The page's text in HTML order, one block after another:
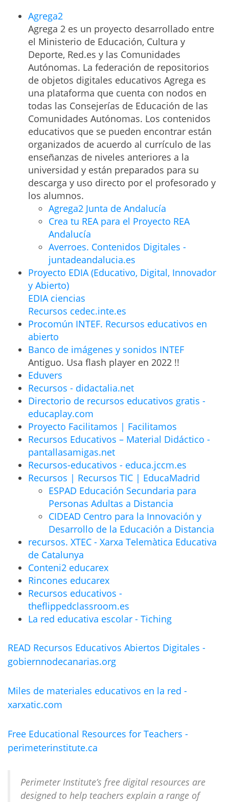
Agrega2
Agrega 2 es un proyecto desarrollado entre
el Ministerio de Educación, Cultura y
Deporte, Red.es y las Comunidades
Autónomas. La federación de repositorios
de objetos digitales educativos Agrega es
una plataforma que cuenta con nodos en
todas las Consejerías de Educación de las
Comunidades Autónomas. Los contenidos
educativos que se pueden encontrar están
organizados de acuerdo al currículo de las
enseñanzas de niveles anteriores a la
universidad y están preparados para su
descarga y uso directo por el profesorado y
los alumnos.
Agrega2 Junta de Andalucía
Crea tu REA para el Proyecto REA
Andalucía
Averroes. Contenidos Digitales -
juntadeandalucia.es
Proyecto EDIA (Educativo, Digital, Innovador
y Abierto)
EDIA ciencias
Recursos cedec.inte.es
Procomún INTEF. Recursos educativos en
abierto
Banco de imágenes y sonidos INTEF
Antiguo. Usa flash player en 2022 !!
Eduvers
Recursos - didactalia.net
Directorio de recursos educativos gratis -
educaplay.com
Proyecto Facilitamos | Facilitamos
Recursos Educativos – Material Didáctico -
pantallasamigas.net
Recursos-educativos - educa.jccm.es
Recursos | Recursos TIC | EducaMadrid
ESPAD Educación Secundaria para
Personas Adultas a Distancia
CIDEAD Centro para la Innovación y
Desarrollo de la Educación a Distancia
recursos. XTEC - Xarxa Telemàtica Educativa
de Catalunya
Conteni2 educarex
Rincones educarex
Recursos educativos -
theflippedclassroom.es
La red educativa escolar - Tiching
READ Recursos Educativos Abiertos Digitales -
gobiernnodecanarias.org
Miles de materiales educativos en la red -
xarxatic.com
Free Educational Resources for Teachers -
perimeterinstitute.ca
Perimeter Institute’s free digital resources are
designed to help teachers explain a range of